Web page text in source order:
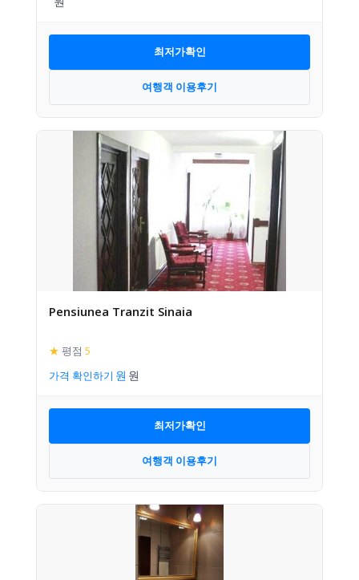
최저가확인
여행객 이용후기
Pensiunea Tranzit Sinaia
★ 평점 5
가격 확인하기
최저가확인
여행객 이용후기